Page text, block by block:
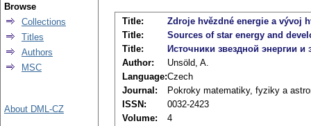
Title:
Zdroje hvězdné energie a vývoj
Title:
Sources of star energy and
Title:
Источники звездной энергии и
Author:
Unsöld, A.
Language:Czech
Journal:
Pokroky matematiky, fyziky a
ISSN:
0032-2423
Volume:
4
Browse
Collections
Titles
Authors
MSC
About DML-CZ